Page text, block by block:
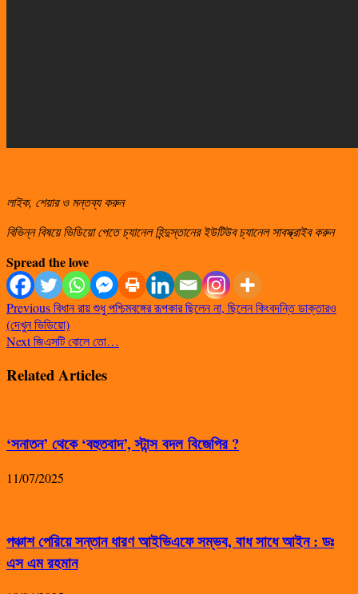
লাইক, শেয়ার ও মন্তব্য করুন
বিভিন্ন বিষয়ে ভিডিয়ো পেতে চ্যানেল হিন্দুস্তানের ইউটিউব চ্যানেল সাবস্ক্রাইব করুন
Spread the love
Previousবিধান রায় শুধু পশ্চিমবঙ্গের রূপকার ছিলেন না, ছিলেন কিংবদন্তি ডাক্তারও
(দেখুন ভিডিয়ো)
Nextজিএসটি বোলে তো…
Related Articles
‘সনাতন’ থেকে ‘বহুতবাদ’, স্টান্স বদল বিজেপির ?
11/07/2025
পঞ্চাশ পেরিয়ে সন্তান ধারণ আইভিএফে সম্ভব, বাধ সাধে আইন : ডঃ
এস এম রহমান